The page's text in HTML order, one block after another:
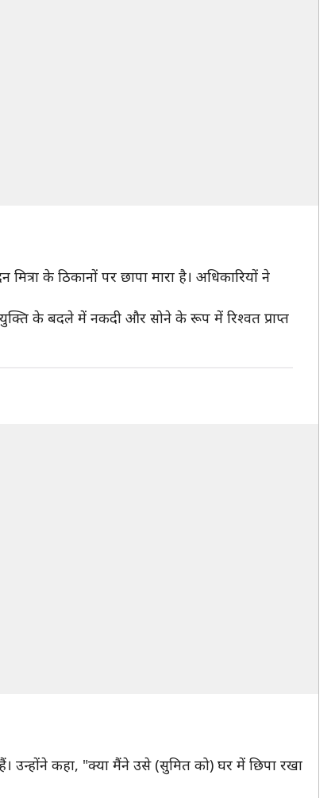
के ठिकानों पर छापा मारा है। अधिकारियों ने
के बदले में नकदी और सोने के रूप में रिश्वत प्राप्त
उन्होंने कहा, "क्या मैंने उसे (सुमित को) घर में छिपा रखा